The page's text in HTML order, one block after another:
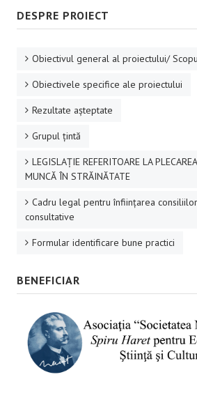
DESPRE PROIECT
Obiectivul general al proiectului/
Obiectivele specifice ale proiectului
Rezultate aşteptate
Grupul ţintă
LEGISLAȚIE REFERITOARE LA
MUNCĂ ÎN STRĂINĂTATE
Cadru legal pentru înființarea
consultative
Formular identificare bune practici
BENEFICIAR